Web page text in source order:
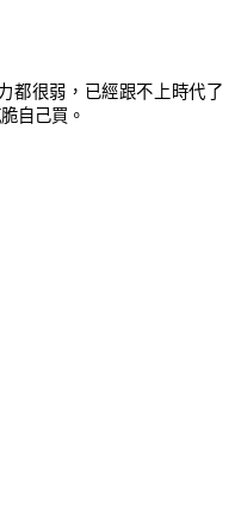
都很弱，已經跟不上時代了
自己買。